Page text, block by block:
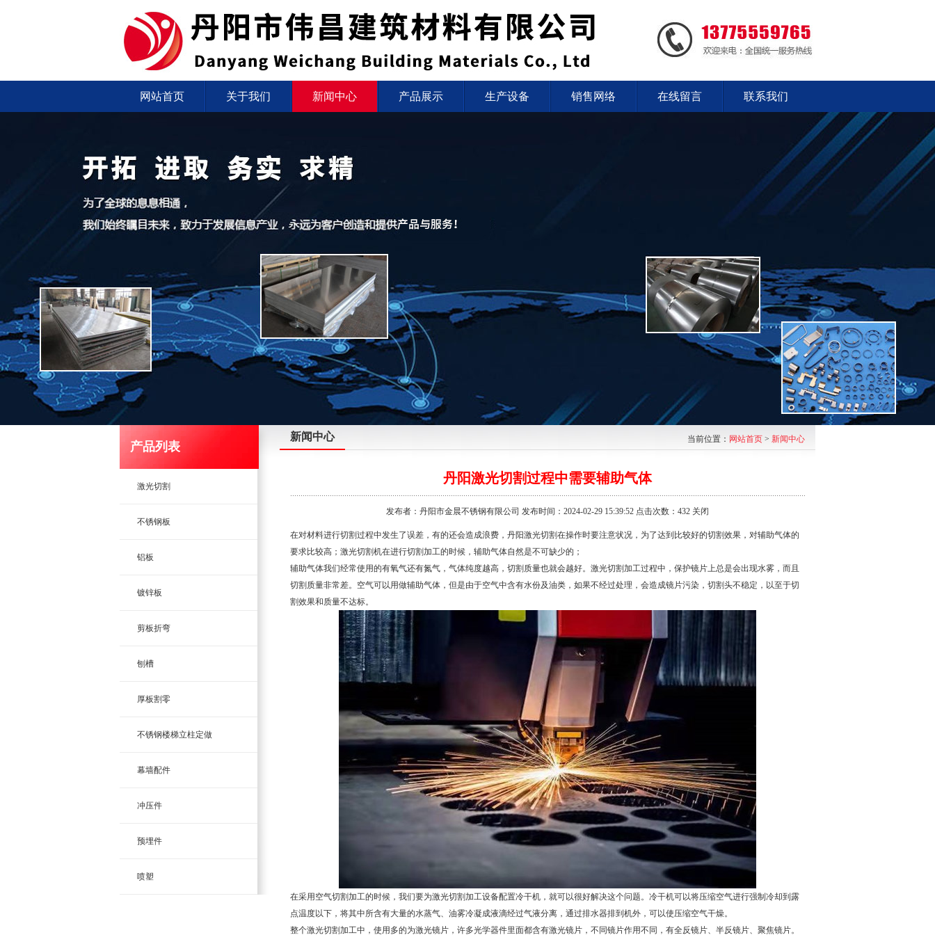
网站首页 关于我们 新闻中心 产品展示 生产设备 销售网络 在线留言 联系我们
产品列表
激光切割
不锈钢板
铝板
镀锌板
剪板折弯
刨槽
厚板割零
不锈钢楼梯立柱定做
幕墙配件
冲压件
预埋件
喷塑
当前位置： 网站首页 > 新闻中心
新闻中心
丹阳激光切割过程中需要辅助气体
发布者：丹阳市金晨不锈钢有限公司 发布时间：2024-02-29 15:39:52 点击次数：432 关闭
在对材料进行切割过程中发生了误差，有的还会造成浪费， 丹阳激光切割在操作时要注意状况，为了达到比较好的切割效果，对辅助气体的
要求比较高；激光切割机在进行切割加工的时候，辅助气体自然是不可缺少的；
辅助气体我们经常使用的有氧气还有氮气，气体纯度越高，切割质量也就会越好。激光切割加工过程中，保护镜片上总是会出现水雾，而且
切割质量非常差。空气可以用做辅助气体，但是由于空气中含有水份及油类，如果不经过处理，会造成镜片污染，切割头不稳定，以至于切
割效果和质量不达标。
在采用空气切割加工的时候，我们要为激光切割加工设备配置冷干机，就可以很好解决这个问题。冷干机可以将压缩空气进行强制冷却到露
点温度以下，将其中所含有大量的水蒸气、油雾冷凝成液滴经过气液分离，通过排水器排到机外，可以使压缩空气干燥。
整个激光切割加工中，使用多的为激光镜片，许多光学器件里面都含有激光镜片，不同镜片作用不同，有全反镜片、半反镜片、聚焦镜片。